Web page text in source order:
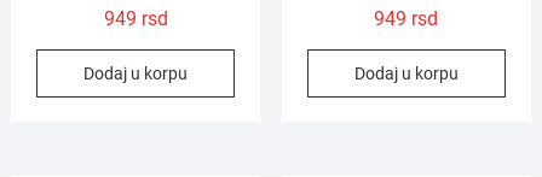
949 rsd
Dodaj u korpu
949 rsd
Dodaj u korpu